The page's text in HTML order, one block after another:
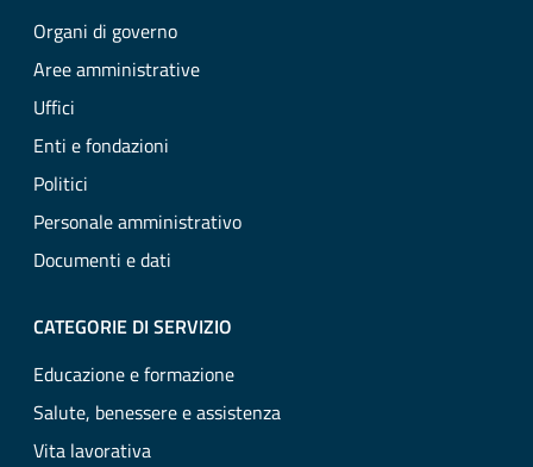
Organi di governo
Aree amministrative
Uffici
Enti e fondazioni
Politici
Personale amministrativo
Documenti e dati
CATEGORIE DI SERVIZIO
Educazione e formazione
Salute, benessere e assistenza
Vita lavorativa